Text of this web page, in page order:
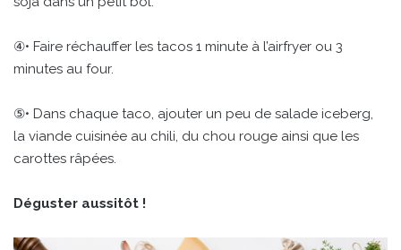
④• Faire réchauffer les tacos 1 minute à l’airfryer ou 3
minutes au four.
⑤• Dans chaque taco, ajouter un peu de salade iceberg,
la viande cuisinée au chili, du chou rouge ainsi que les
carottes râpées.
Déguster aussitôt !